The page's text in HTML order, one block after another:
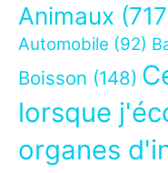
Animaux
Automobile (92)
Boisson (148)
lorsque
organes